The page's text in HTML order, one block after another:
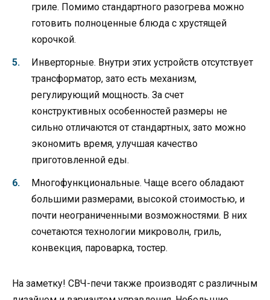
гриле. Помимо стандартного разогрева можно
готовить полноценные блюда с хрустящей
корочкой.
Инверторные. Внутри этих устройств отсутствует
трансформатор, зато есть механизм,
регулирующий мощность. За счет
конструктивных особенностей размеры не
сильно отличаются от стандартных, зато можно
экономить время, улучшая качество
приготовленной еды.
Многофункциональные. Чаще всего обладают
большими размерами, высокой стоимостью, и
почти неограниченными возможностями. В них
сочетаются технологии микроволн, гриль,
конвекция, пароварка, тостер.
На заметку! СВЧ-печи также производят с различным